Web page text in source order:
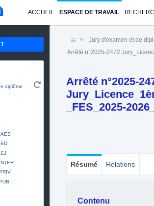
ACCUEIL ESPACE DE TRAVAIL
diplôme
Jury d'examen et de
Arrêté n°2025-2472
Arrêté n°2025-
_FES_2025-
Résumé Relations
Contenu